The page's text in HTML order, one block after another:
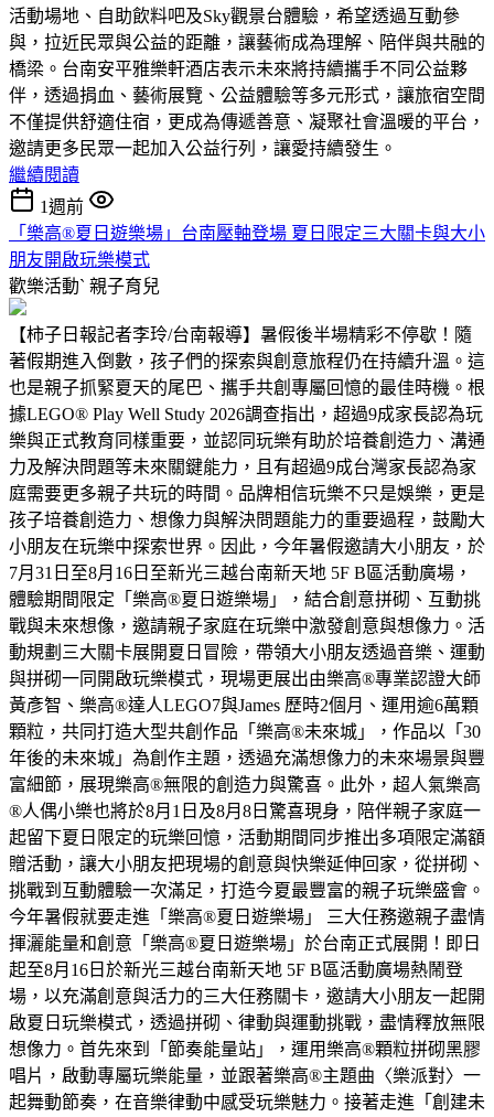
活動場地、自助飲料吧及Sky觀景台體驗，希望透過互動參
與，拉近民眾與公益的距離，讓藝術成為理解、陪伴與共融的
橋梁。台南安平雅樂軒酒店表示未來將持續攜手不同公益夥
伴，透過捐血、藝術展覽、公益體驗等多元形式，讓旅宿空間
不僅提供舒適住宿，更成為傳遞善意、凝聚社會溫暖的平台，
邀請更多民眾一起加入公益行列，讓愛持續發生。
繼續閱讀
1週前
「樂高®夏日遊樂場」台南壓軸登場 夏日限定三大關卡與大小
朋友開啟玩樂模式
歡樂活動ˋ 親子育兒
【柿子日報記者李玲/台南報導】暑假後半場精彩不停歇！隨
著假期進入倒數，孩子們的探索與創意旅程仍在持續升溫。這
也是親子抓緊夏天的尾巴、攜手共創專屬回憶的最佳時機。根
據LEGO® Play Well Study 2026調查指出，超過9成家長認為玩
樂與正式教育同樣重要，並認同玩樂有助於培養創造力、溝通
力及解決問題等未來關鍵能力，且有超過9成台灣家長認為家
庭需要更多親子共玩的時間。品牌相信玩樂不只是娛樂，更是
孩子培養創造力、想像力與解決問題能力的重要過程，鼓勵大
小朋友在玩樂中探索世界。因此，今年暑假邀請大小朋友，於
7月31日至8月16日至新光三越台南新天地 5F B區活動廣場，
體驗期間限定「樂高®夏日遊樂場」，結合創意拼砌、互動挑
戰與未來想像，邀請親子家庭在玩樂中激發創意與想像力。活
動規劃三大關卡展開夏日冒險，帶領大小朋友透過音樂、運動
與拼砌一同開啟玩樂模式，現場更展出由樂高®專業認證大師
黃彥智、樂高®達人LEGO7與James 歷時2個月、運用逾6萬顆
顆粒，共同打造大型共創作品「樂高®未來城」，作品以「30
年後的未來城」為創作主題，透過充滿想像力的未來場景與豐
富細節，展現樂高®無限的創造力與驚喜。此外，超人氣樂高
®人偶小樂也將於8月1日及8月8日驚喜現身，陪伴親子家庭一
起留下夏日限定的玩樂回憶，活動期間同步推出多項限定滿額
贈活動，讓大小朋友把現場的創意與快樂延伸回家，從拼砌、
挑戰到互動體驗一次滿足，打造今夏最豐富的親子玩樂盛會。
今年暑假就要走進「樂高®夏日遊樂場」 三大任務邀親子盡情
揮灑能量和創意「樂高®夏日遊樂場」於台南正式展開！即日
起至8月16日於新光三越台南新天地 5F B區活動廣場熱鬧登
場，以充滿創意與活力的三大任務關卡，邀請大小朋友一起開
啟夏日玩樂模式，透過拼砌、律動與運動挑戰，盡情釋放無限
想像力。首先來到「節奏能量站」，運用樂高®顆粒拼砌黑膠
唱片，啟動專屬玩樂能量，並跟著樂高®主題曲〈樂派對〉一
起舞動節奏，在音樂律動中感受玩樂魅力。接著走進「創建未